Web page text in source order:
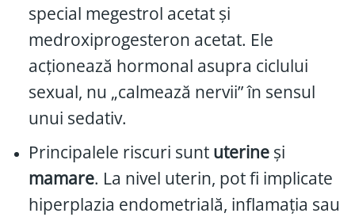
special megestrol acetat și
medroxiprogesteron acetat. Ele
acționează hormonal asupra ciclului
sexual, nu „calmează nervii” în sensul
unui sedativ.
Principalele riscuri sunt uterineși
mamare. La nivel uterin, pot fi implicate
hiperplazia endometrială, inflamația sau